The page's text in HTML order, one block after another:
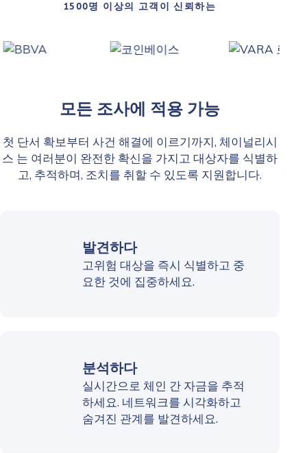
1500명 이상의 고객이 신뢰하는
모든 조사에 적용 가능
첫 단서 확보부터 사건 해결에 이르기까지, 체이널리시
스 는 여러분이 완전한 확신을 가지고 대상자를 식별하
고, 추적하며, 조치를 취할 수 있도록 지원합니다.
발견하다
고위험 대상을 즉시 식별하고 중
요한 것에 집중하세요.
분석하다
실시간으로 체인 간 자금을 추적
하세요. 네트워크를 시각화하고
숨겨진 관계를 발견하세요.